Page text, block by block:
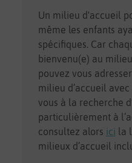
Un milieu d'accueil
même les enfants
spécifiques. Car
bienvenu(e) au
pouvez vous
milieu d’accueil
vous à la recherche
particulièrement à
consultez alors ici la
milieux d’accueil